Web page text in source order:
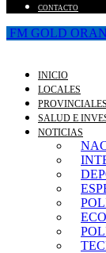
CONTACTO
FM GOLD
INICIO
LOCALES
PROVINCIALES
SALUD E
NOTICIAS